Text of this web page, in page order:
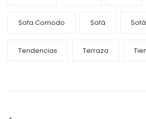
Sofa Comodo Sofá
Tendencias Terraza